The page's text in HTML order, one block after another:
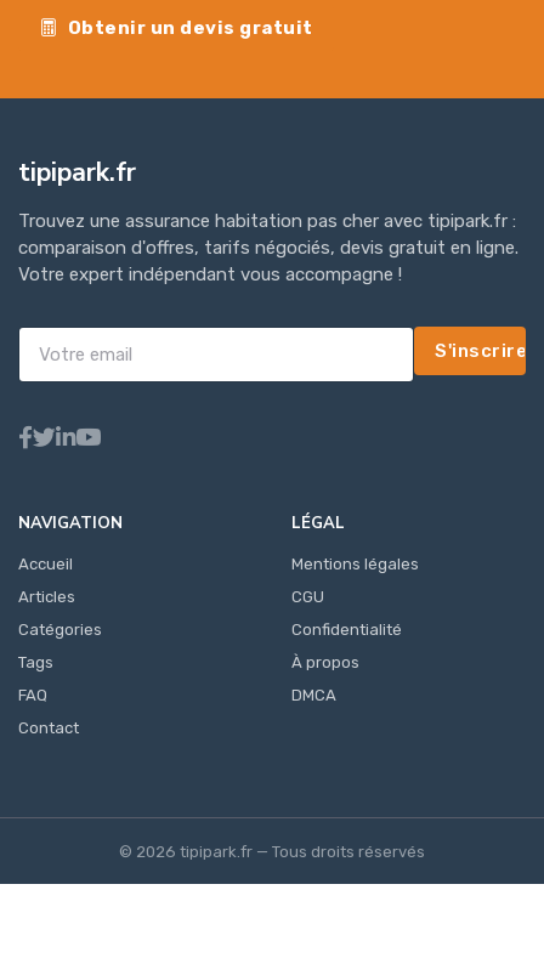
Obtenir un devis gratuit
tipipark.fr
Trouvez une assurance habitation pas cher avec tipipark.fr :
comparaison d'offres, tarifs négociés, devis gratuit en ligne.
Votre expert indépendant vous accompagne !
S'inscrire
NAVIGATION
Accueil
Articles
Catégories
Tags
FAQ
Contact
LÉGAL
Mentions légales
CGU
Confidentialité
À propos
DMCA
© 2026 tipipark.fr — Tous droits réservés